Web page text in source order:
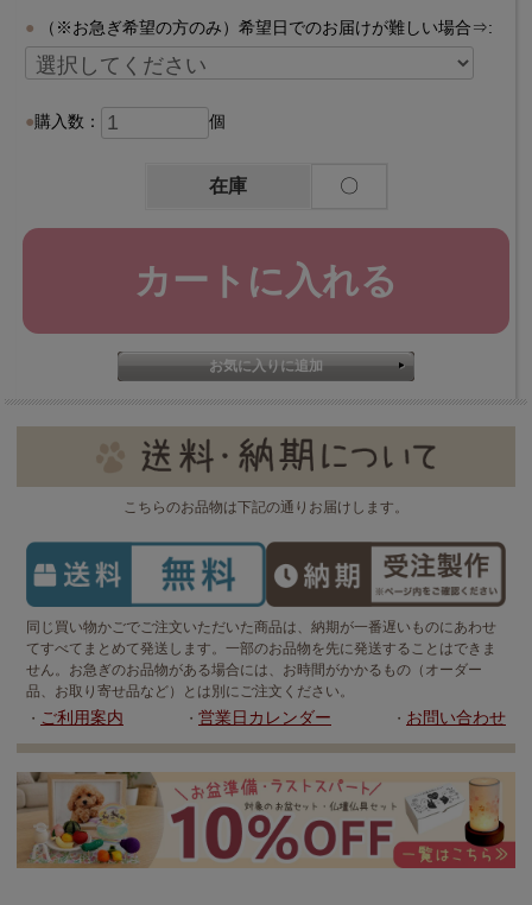
（※お急ぎ希望の方のみ）希望日でのお届けが難しい場合⇒:
購入数： 個
在庫 〇
こちらのお品物は下記の通りお届けします。
同じ買い物かごでご注文いただいた商品は、納期が一番遅いものにあわせ
てすべてまとめて発送します。一部のお品物を先に発送することはできま
せん。お急ぎのお品物がある場合には、お時間がかかるもの（オーダー
品、お取り寄せ品など）とは別にご注文ください。
・ ご利用案内 ・ 営業日カレンダー ・ お問い合わせ